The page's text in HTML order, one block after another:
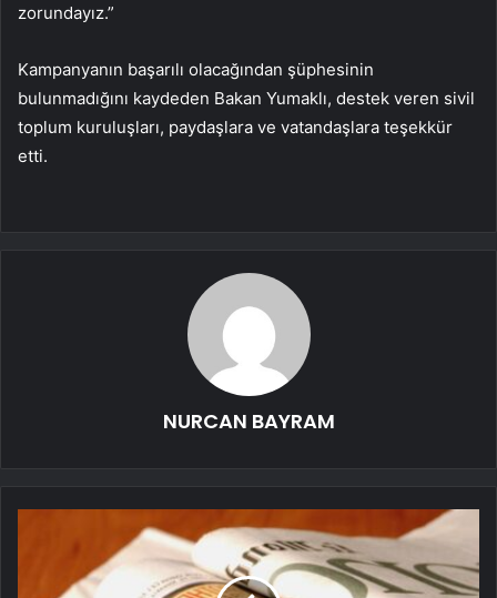
zorundayız.”
Kampanyanın başarılı olacağından şüphesinin
bulunmadığını kaydeden Bakan Yumaklı, destek veren sivil
toplum kuruluşları, paydaşlara ve vatandaşlara teşekkür
etti.
NURCAN BAYRAM